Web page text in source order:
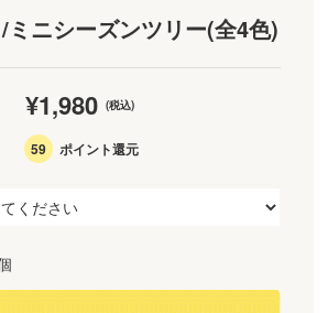
ニシーズンツリー(全4色)
¥1,980 (税込)
59 ポイント還元